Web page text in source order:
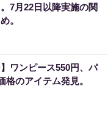
7月22日以降実施の関
。
ワンピース550円、パ
格のアイテム発見。